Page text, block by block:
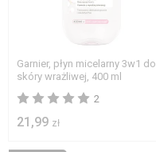
Garnier, płyn micelarny 3w1 do
skóry wrażliwej, 400 ml
2
21,99 zł